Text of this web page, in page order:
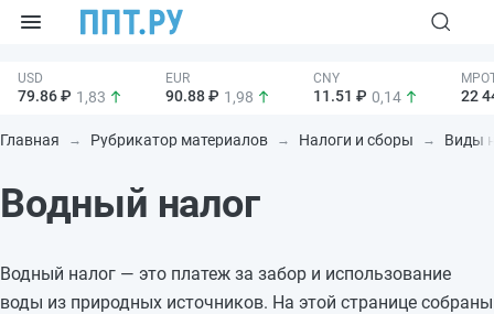
79.86 ₽ 1,83 90.88 ₽ 1,98 11.51 ₽ 0,14 22
Главная Рубрикатор материалов Налоги и сборы Виды
Водный налог
Водный налог — это платеж за забор и использование
воды из природных источников. На этой странице собраны